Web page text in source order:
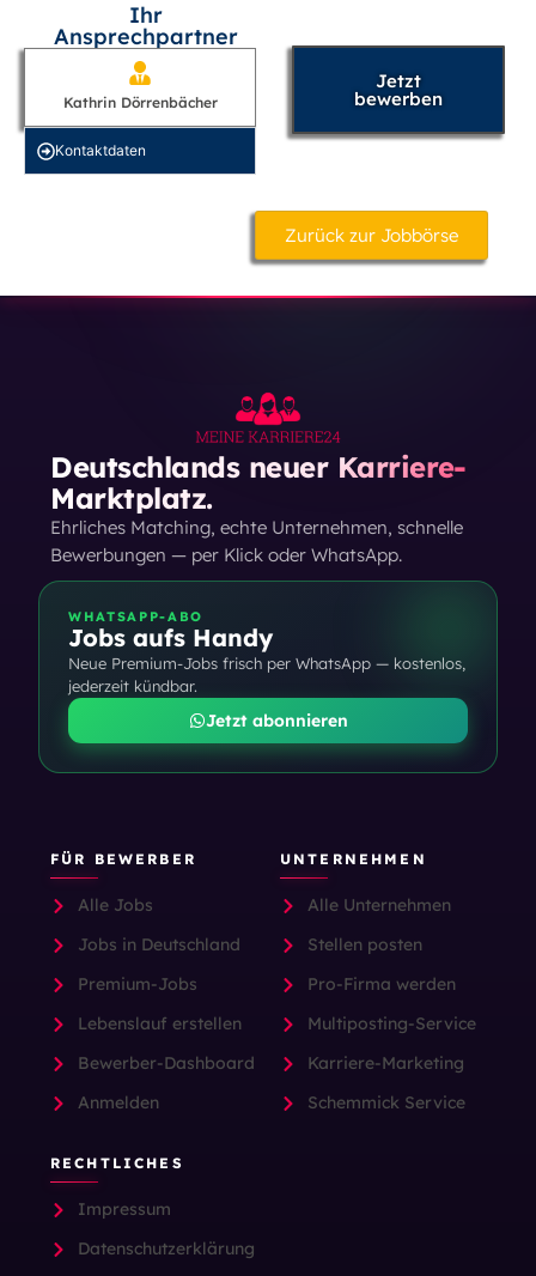
Ihr
Ansprechpartner
Kathrin Dörrenbächer
Kontakt­daten
Jetzt
bewerben
Zurück zur Jobbörse
Deutschlands neuer Karriere-
Marktplatz.
Ehrliches Matching, echte Unternehmen, schnelle
Bewerbungen — per Klick oder WhatsApp.
WHATSAPP-ABO
Jobs aufs Handy
Neue Premium-Jobs frisch per WhatsApp — kostenlos,
jederzeit kündbar.
Jetzt abonnieren
FÜR BEWERBER
Alle Jobs
Jobs in Deutschland
Premium-Jobs
Lebenslauf erstellen
Bewerber-Dashboard
Anmelden
UNTERNEHMEN
Alle Unternehmen
Stellen posten
Pro-Firma werden
Multiposting-Service
Karriere-Marketing
Schemmick Service
RECHTLICHES
Impressum
Datenschutzerklärung